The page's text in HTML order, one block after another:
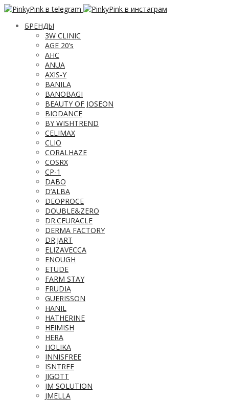
БРЕНДЫ
3W CLINIC
AGE 20’s
AHC
ANUA
AXIS-Y
BANILA
BANOBAGI
BEAUTY OF JOSEON
BIODANCE
BY WISHTREND
CELIMAX
CLIO
CORALHAZE
COSRX
CP-1
DABO
D’ALBA
DEOPROCE
DOUBLE&ZERO
DR.CEURACLE
DERMA FACTORY
DR.JART
ELIZAVECCA
ENOUGH
ETUDE
FARM STAY
FRUDIA
GUERISSON
HANIL
HATHERINE
HEIMISH
HERA
HOLIKA
INNISFREE
ISNTREE
JIGOTT
JM SOLUTION
JMELLA